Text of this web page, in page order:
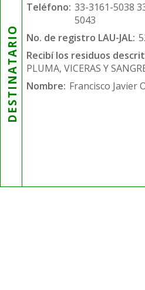
DESTINATARIO
Teléfono: 33-3161-5038
5043
No. de registro LAU-JAL:
Recibí los residuos
PLUMA, VICERAS Y
Nombre: Francisco Javier